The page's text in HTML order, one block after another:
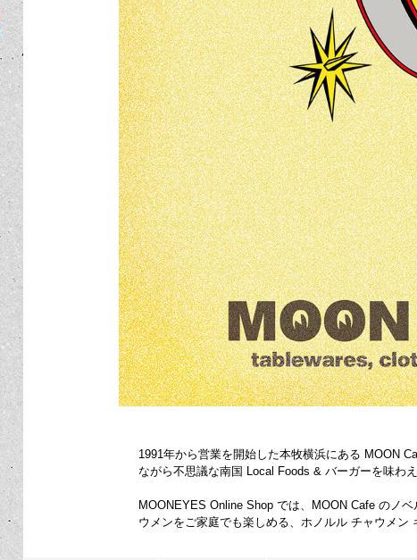
1991年から営業を開始した本牧横浜にある MOON
ながら不思議な南国 Local Foods & バーガーを味わ
MOONEYES Online Shop では、MOON Cafe のノ
ウメンをご家庭でも楽しめる、ホノルル チャウメン